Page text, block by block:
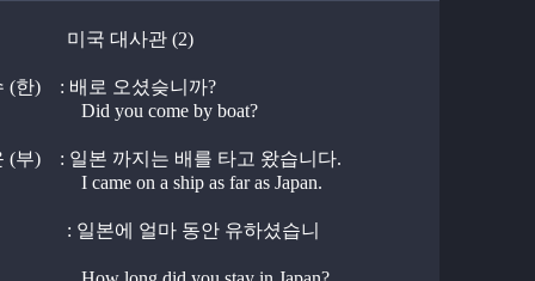
미국 대사관 (2)
(한)    : 배로 오셨슺니까?
                            Did you come by boat?
(부)    : 일본 까지는 배를 타고 왔습니다.
                            I came on a ship as far as Japan.
: 일본에 얼마 동안 유하셨습니